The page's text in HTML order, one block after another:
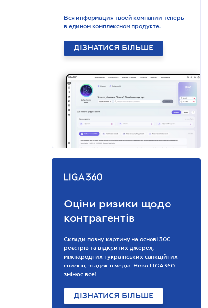
Вся информация твоей компании теперь
в едином комплексном продукте.
ДІЗНАТИСЯ БІЛЬШЕ
Оціни ризики щодо
контрагентів
Склади повну картину на основі 300
реєстрів та відкритих джерел,
міжнародних і українських санкційних
списків, згадок в медіа. Нова LIGA360
змінює все!
ДІЗНАТИСЯ БІЛЬШЕ